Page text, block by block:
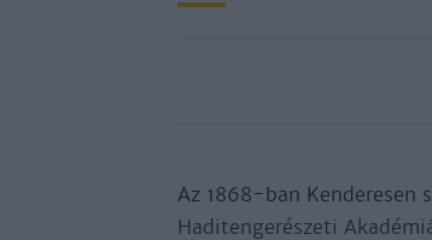
Az 1868-ban
Ha­di­ten­ge­ré­sze­ti